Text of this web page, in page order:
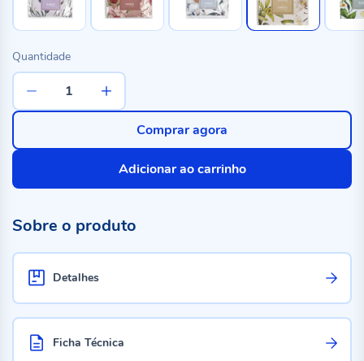
Quantidade
Adicionar ao carrinho
Comprar agora
Sobre o produto
Detalhes
Ficha Técnica